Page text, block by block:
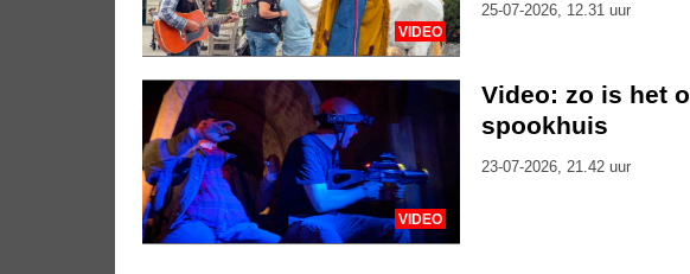
VIDEO
25-07-2026, 12.31 uur
VIDEO
Video: zo is het
spookhuis
23-07-2026, 21.42 uur